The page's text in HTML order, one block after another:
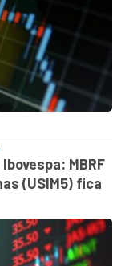
MBRF
(USIM5) fica